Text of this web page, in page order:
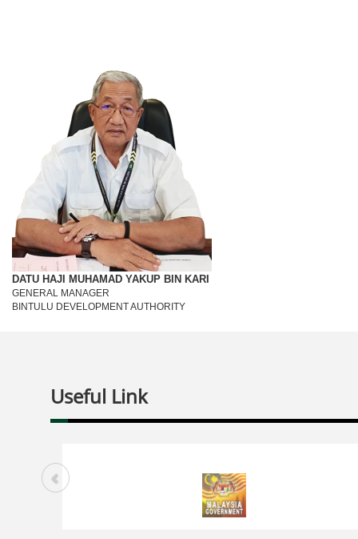
DATU HAJI MUHAMAD YAKUP BIN KARI
GENERAL MANAGER
BINTULU DEVELOPMENT AUTHORITY
Useful Link